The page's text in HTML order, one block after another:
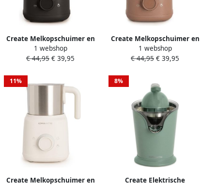
Create Melkopschuimer en
verwarmer met afneembare
kan Zwart MILK FROTHER
1 webshop
€ 44,95 € 39,95
Create Melkopschuimer en
verwarmer met afneembare
kan Mokka MILK FROTHER
1 webshop
€ 44,95 € 39,95
11%
Create Melkopschuimer en
8%
Create Elektrische